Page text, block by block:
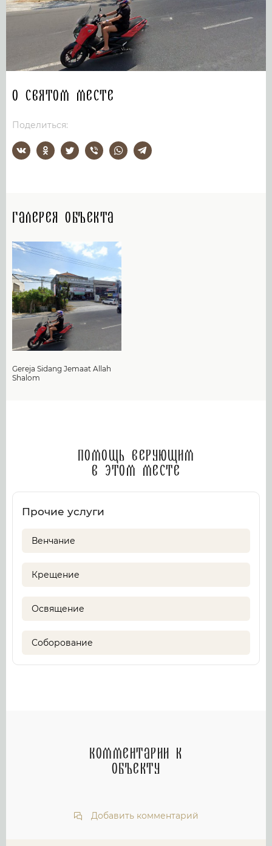
О святом месте
Поделиться:
Галерея объекта
Gereja Sidang Jemaat Allah
Shalom
Помощь верующим
в этом месте
Прочие услуги
Венчание
Крещение
Освящение
Соборование
Комментарии к
объекту
Добавить комментарий